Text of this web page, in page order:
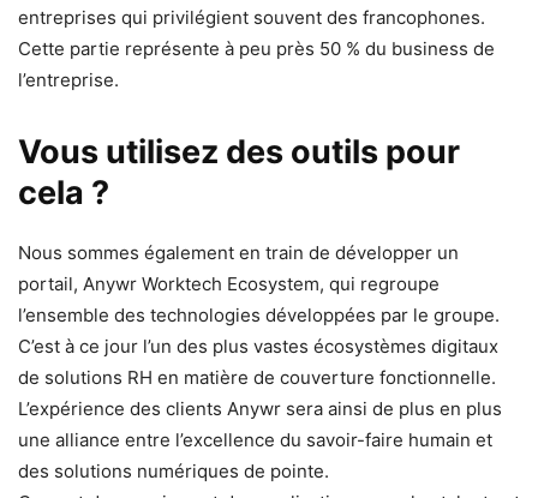
entreprises qui privilégient souvent des francophones.
Cette partie représente à peu près 50 % du business de
l’entreprise.
Vous utilisez des outils pour
cela ?
Nous sommes également en train de développer un
portail, Anywr Worktech Ecosystem, qui regroupe
l’ensemble des technologies développées par le groupe.
C’est à ce jour l’un des plus vastes écosystèmes digitaux
de solutions RH en matière de couverture fonctionnelle.
L’expérience des clients Anywr sera ainsi de plus en plus
une alliance entre l’excellence du savoir-faire humain et
des solutions numériques de pointe.